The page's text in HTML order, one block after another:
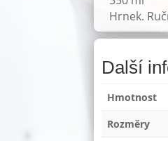
Hrnek.
Další
Hmotnost
Rozměry